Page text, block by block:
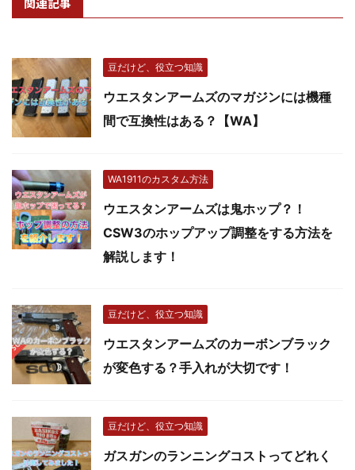
豆だけど、役立つ知識
ウエスタンアームズのマガジンには機種
間で互換性はある？【WA】
WA1911のカスタム方法
ウエスタンアームズは鬼ホップ？！
CSW3のホップアップ調整をする方法を
解説します！
豆だけど、役立つ知識
ウエスタンアームズのカーボンブラック
が変色する？手入れが大切です！
豆だけど、役立つ知識
ガスガンのランニングコストってどれく